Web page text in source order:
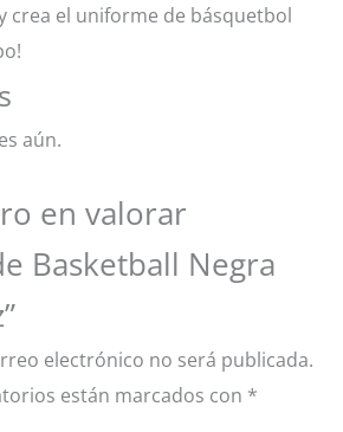
crea el uniforme de básquetbol
aún.
en valorar
Basketball Negra
electrónico no será publicada.
están marcados con *